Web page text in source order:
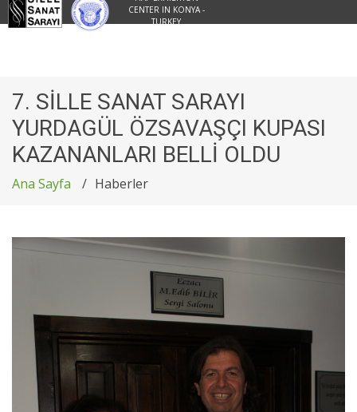
CENTER IN KONYA -
TURKEY
7. SİLLE SANAT SARAYI
YURDAGÜL ÖZSAVAŞÇI KUPASI
KAZANANLARI BELLİ OLDU
Ana Sayfa Haberler